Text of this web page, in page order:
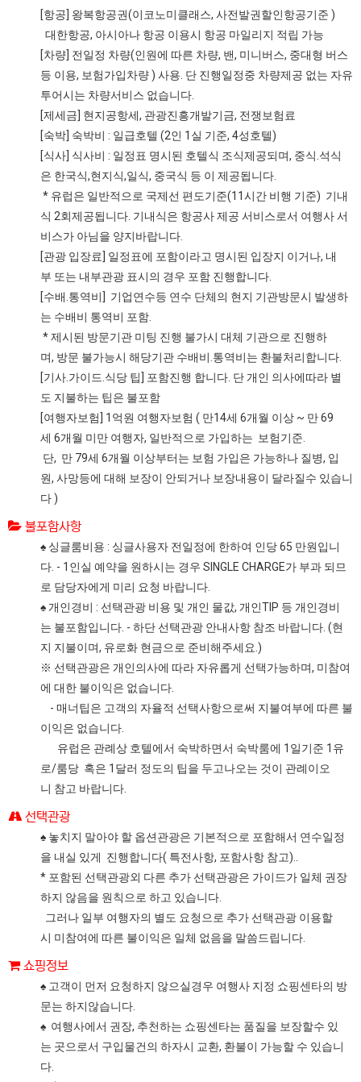
[항공] 왕복항공권(이코노미클래스, 사전발권할인항공기준 )
대한항공, 아시아나 항공 이용시 항공 마일리지 적립 가능
[차량] 전일정 차량(인원에 따른 차량, 밴, 미니버스, 중대형 버스
등 이용, 보험가입차량 ) 사용. 단 진행일정중 차량제공 없는 자유
투어시는 차량서비스 없습니다.
[제세금] 현지공항세, 관광진흥개발기금, 전쟁보험료
[숙박] 숙박비 : 일급호텔 (2인 1실 기준, 4성호텔)
[식사] 식사비 : 일정표 명시된 호텔식 조식제공되며, 중식.석식
은 한국식,현지식,일식, 중국식 등 이 제공됩니다.
* 유럽은 일반적으로 국제선 편도기준(11시간 비행 기준) 기내
식 2회제공됩니다. 기내식은 항공사 제공 서비스로서 여행사 서
비스가 아님을 양지바랍니다.
[관광 입장료] 일정표에 포함이라고 명시된 입장지 이거나, 내
부 또는 내부관광 표시의 경우 포함 진행합니다.
[수배.통역비] 기업연수등 연수 단체의 현지 기관방문시 발생하
는 수배비 통역비 포함.
* 제시된 방문기관 미팅 진행 불가시 대체 기관으로 진행하
며, 방문 불가능시 해당기관 수배비.통역비는 환불처리합니다.
[기사.가이드.식당 팁] 포함진행 합니다. 단 개인 의사에따라 별
도 지불하는 팁은 불포함
[여행자보험] 1억원 여행자보험 ( 만14세 6개월 이상 ~ 만 69
세 6개월 미만 여행자, 일반적으로 가입하는 보험기준.
단, 만 79세 6개월 이상부터는 보험 가입은 가능하나 질병, 입
원, 사망등에 대해 보장이 안되거나 보장내용이 달라질수 있습니
다 )
불포함사항
♠ 싱글룸비용 : 싱글사용자 전일정에 한하여 인당 65 만원입니
다. - 1인실 예약을 원하시는 경우 SINGLE CHARGE가 부과 되므
로 담당자에게 미리 요청 바랍니다.
♠ 개인경비 : 선택관광 비용 및 개인 물값, 개인TIP 등 개인경비
는 불포함입니다. - 하단 선택관광 안내사항 참조 바랍니다. (현
지 지불이며, 유로화 현금으로 준비해주세요.)
※ 선택관광은 개인의사에 따라 자유롭게 선택가능하며, 미참여
에 대한 불이익은 없습니다.
- 매너팁은 고객의 자율적 선택사항으로써 지불여부에 따른 불
이익은 없습니다.
유럽은 관례상 호텔에서 숙박하면서 숙박룸에 1일기준 1유
로/룸당 혹은 1달러 정도의 팁을 두고나오는 것이 관례이오
니 참고 바랍니다.
선택관광
♠ 놓치지 말아야 할 옵션관광은 기본적으로 포함해서 연수일정
을 내실 있게 진행합니다( 특전사항, 포함사항 참고)..
* 포함된 선택관광외 다른 추가 선택관광은 가이드가 일체 권장
하지 않음을 원칙으로 하고 있습니다.
그러나 일부 여행자의 별도 요청으로 추가 선택관광 이용할
시 미참여에 따른 불이익은 일체 없음을 말씀드립니다.
쇼핑정보
♠ 고객이 먼저 요청하지 않으실경우 여행사 지정 쇼핑센타의 방
문는 하지않습니다.
♠ 여행사에서 권장, 추천하는 쇼핑센타는 품질을 보장할수 있
는 곳으로서 구입물건의 하자시 교환, 환불이 가능할 수 있습니
다.